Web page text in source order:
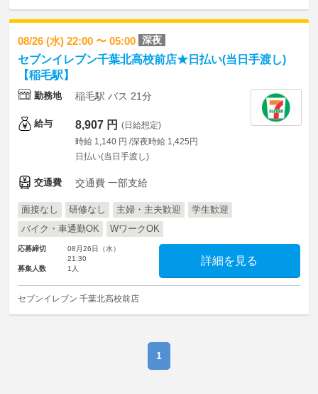
08/26 (水) 22:00 〜 05:00 深夜
セブンイレブン千葉北高校前店★日払い(当日手渡し)
【稲毛駅】
勤務地 稲毛駅 バス 21分
給与 8,907 円 (日給想定)
時給 1,140 円 /深夜時給 1,425円
日払い(当日手渡し)
交通費 交通費 一部支給
面接なし 研修なし 主婦・主夫歓迎
学生歓迎
バイク・車通勤OK
WワークOK
応募締切
08月26日（水）
21:30
募集人数
1人
詳細を見る
セブンイレブン 千葉北高校前店
1